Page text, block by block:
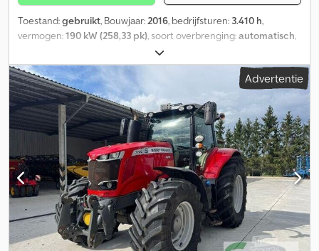
Toestand:gebruikt, Bouwjaar:2016, bedrijfsturen: 3.410 h,
vermogen:190 kW (258,33 pk), soort overbrenging:automatisch,
, kleur:
totale breedte:2.740 mm, Uitrusting:airconditioning, =
Aanvullende opties en accessoires = - Climate control - Radio =
Meer informatie = Dodpfx Aoy Sx Ukob Neck As 1: Bandenmaat:
600/70 R30 As 2: Bandenmaat: 650/55 R42 Aandrijving: Wiel Aantal
cilinders: 6 Ledig gewicht: 14.500 kg Wielbasis: 292 cm
Emissieklasse: Euro 6
Advertentie